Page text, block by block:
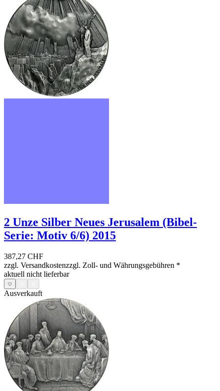
2 Unze Silber Neues Jerusalem (Bibel-
Serie: Motiv 6/6) 2015
387,27 CHF
zzgl. Versandkostenzzgl. Zoll- und Währungsgebühren *
aktuell nicht lieferbar
Ausverkauft